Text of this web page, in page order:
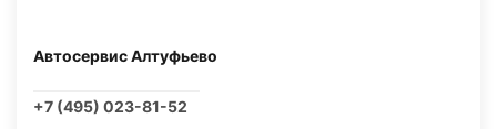
Автосервис Алтуфьево
+7 (495) 023-81-52